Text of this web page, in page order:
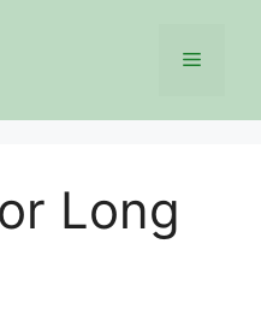
Menu
Long